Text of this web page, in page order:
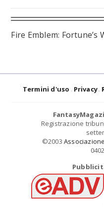
Fire Emblem: Fortune’s
Termini d'uso Privacy
Registrazione
©2003